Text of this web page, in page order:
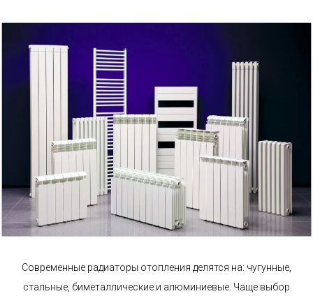
Современные радиаторы отопления делятся на: чугунные,
стальные, биметаллические и алюминиевые. Чаще выбор